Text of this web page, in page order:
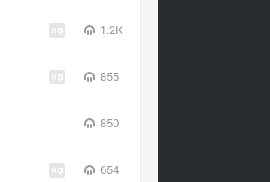
1.2K
855
850
654